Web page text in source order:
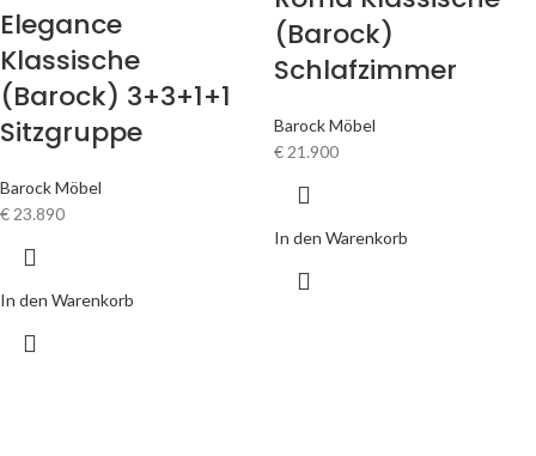
Elegance
Klassische
(Barock) 3+3+1+1
Sitzgruppe
Barock Möbel
€23.890
In den Warenkorb
(Barock)
Schlafzimmer
Barock Möbel
€21.900
In den Warenkorb